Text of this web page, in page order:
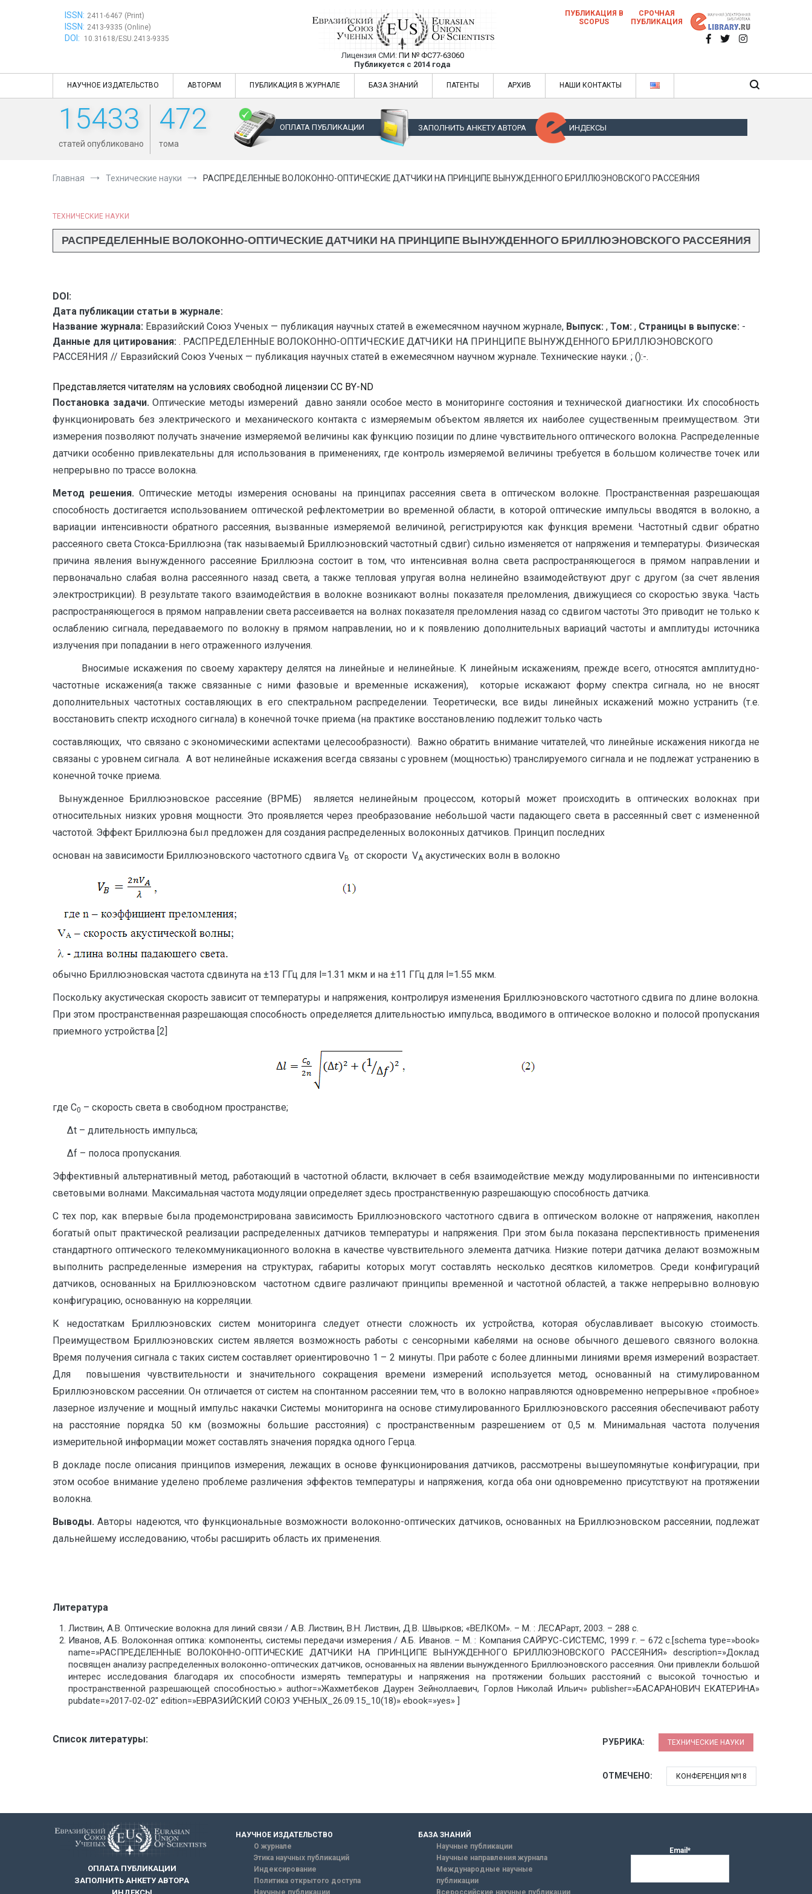
ISSN: 2411-6467 (Print)
ISSN: 2413-9335 (Online)
DOI: 10.31618/ESU.2413-9335
Евразийский Союз Ученых — публикация научных статей в ежемесячном научном
журнале
Лицензия СМИ: ПИ № ФС77-63060
Публикуется с 2014 года
Евразийский Союз Ученых — публикация научных статей в ежемесячном научном журнале
ПУБЛИКАЦИЯ В
SCOPUS
СРОЧНАЯ
ПУБЛИКАЦИЯ
НАУЧНОЕ ИЗДАТЕЛЬСТВО АВТОРАМ ПУБЛИКАЦИЯ В ЖУРНАЛЕ БАЗА ЗНАНИЙ ПАТЕНТЫ АРХИВ НАШИ КОНТАКТЫ
15433
статей опубликовано
472
тома
ОПЛАТА ПУБЛИКАЦИИ ЗАПОЛНИТЬ АНКЕТУ АВТОРА ИНДЕКСЫ
Главная Технические науки РАСПРЕДЕЛЕННЫЕ ВОЛОКОННО-ОПТИЧЕСКИЕ ДАТЧИКИ НА ПРИНЦИПЕ ВЫНУЖДЕННОГО БРИЛЛЮЭНОВСКОГО РАССЕЯНИЯ
ТЕХНИЧЕСКИЕ НАУКИ
РАСПРЕДЕЛЕННЫЕ ВОЛОКОННО-ОПТИЧЕСКИЕ ДАТЧИКИ НА ПРИНЦИПЕ ВЫНУЖДЕННОГО БРИЛЛЮЭНОВСКОГО РАССЕЯНИЯ
DOI:
Дата публикации статьи в журнале:
Название журнала: Евразийский Союз Ученых — публикация научных статей в ежемесячном научном журнале, Выпуск: , Том: , Страницы в выпуске: -
Данные для цитирования: . РАСПРЕДЕЛЕННЫЕ ВОЛОКОННО-ОПТИЧЕСКИЕ ДАТЧИКИ НА ПРИНЦИПЕ ВЫНУЖДЕННОГО БРИЛЛЮЭНОВСКОГО
РАССЕЯНИЯ // Евразийский Союз Ученых — публикация научных статей в ежемесячном научном журнале. Технические науки. ; ():-.
Представляется читателям на условиях свободной лицензии CC BY-ND
Постановка задачи.Оптические методы измерений давно заняли особое место в мониторинге состояния и технической диагностики. Их способность
функционировать без электрического и механического контакта с измеряемым объектом является их наиболее существенным преимуществом. Эти
измерения позволяют получать значение измеряемой величины как функцию позиции по длине чувствительного оптического волокна. Распределенные
датчики особенно привлекательны для использования в применениях, где контроль измеряемой величины требуется в большом количестве точек или
непрерывно по трассе волокна.
Метод решения. Оптические методы измерения основаны на принципах рассеяния света в оптическом волокне. Пространственная разрешающая
способность достигается использованием оптической рефлектометрии во временной области, в которой оптические импульсы вводятся в волокно, а
вариации интенсивности обратного рассеяния, вызванные измеряемой величиной, регистрируются как функция времени. Частотный сдвиг обратно
рассеяного света Стокса-Бриллюэна (так называемый Бриллюэновский частотный сдвиг) сильно изменяется от напряжения и температуры. Физическая
причина явления вынужденного рассеяние Бриллюэна состоит в том, что интенсивная волна света распространяющегося в прямом направлении и
первоначально слабая волна рассеянного назад света, а также тепловая упругая волна нелинейно взаимодействуют друг с другом (за счет явления
электрострикции). В результате такого взаимодействия в волокне возникают волны показателя преломления, движущиеся со скоростью звука. Часть
распространяющегося в прямом направлении света рассеивается на волнах показателя преломления назад со сдвигом частоты Это приводит не только к
ослаблению сигнала, передаваемого по волокну в прямом направлении, но и к появлению дополнительных вариаций частоты и амплитуды источника
излучения при попадании в него отраженного излучения.
Вносимые искажения по своему характеру делятся на линейные и нелинейные. К линейным искажениям, прежде всего, относятся амплитудно-
частотные искажения(а также связанные с ними фазовые и временные искажения), которые искажают форму спектра сигнала, но не вносят
дополнительных частотных составляющих в его спектральном распределении. Теоретически, все виды линейных искажений можно устранить (т.е.
восстановить спектр исходного сигнала) в конечной точке приема (на практике восстановлению подлежит только часть
составляющих, что связано с экономическими аспектами целесообразности). Важно обратить внимание читателей, что линейные искажения никогда не
связаны с уровнем сигнала. А вот нелинейные искажения всегда связаны с уровнем (мощностью) транслируемого сигнала и не подлежат устранению в
конечной точке приема.
Вынужденное Бриллюэновское рассеяние (ВРМБ) является нелинейным процессом, который может происходить в оптических волокнах при
относительных низких уровня мощности. Это проявляется через преобразование небольшой части падающего света в рассеянный свет с измененной
частотой. Эффект Бриллюэна был предложен для создания распределенных волоконных датчиков. Принцип последних
основан на зависимости Бриллюэновского частотного сдвига VB от скорости VA акустических волн в волокно
обычно Бриллюэновская частота сдвинута на ±13 ГГц для l=1.31 мкм и на ±11 ГГц для l=1.55 мкм.
Поскольку акустическая скорость зависит от температуры и напряжения, контролируя изменения Бриллюэновского частотного сдвига по длине волокна.
При этом пространственная разрешающая способность определяется длительностью импульса, вводимого в оптическое волокно и полосой пропускания
приемного устройства [2]
где C0 – скорость света в свободном пространстве;
Δt – длительность импульса;
Δf – полоса пропускания.
Эффективный альтернативный метод, работающий в частотной области, включает в себя взаимодействие между модулированными по интенсивности
световыми волнами. Максимальная частота модуляции определяет здесь пространственную разрешающую способность датчика.
С тех пор, как впервые была продемонстрирована зависимость Бриллюэновского частотного сдвига в оптическом волокне от напряжения, накоплен
богатый опыт практической реализации распределенных датчиков температуры и напряжения. При этом была показана перспективность применения
стандартного оптического телекоммуникационного волокна в качестве чувствительного элемента датчика. Низкие потери датчика делают возможным
выполнить распределенные измерения на структурах, габариты которых могут составлять несколько десятков километров. Среди конфигураций
датчиков, основанных на Бриллюэновском частотном сдвиге различают принципы временной и частотной областей, а также непрерывно волновую
конфигурацию, основанную на корреляции.
К недостаткам Бриллюэновских систем мониторинга следует отнести сложность их устройства, которая обуславливает высокую стоимость.
Преимуществом Бриллюэновских систем является возможность работы с сенсорными кабелями на основе обычного дешевого связного волокна.
Время получения сигнала с таких систем составляет ориентировочно 1 – 2 минуты. При работе с более длинными линиями время измерений возрастает.
Для повышения чувствительности и значительного сокращения времени измерений используется метод, основанный на стимулированном
Бриллюэновском рассеянии. Он отличается от систем на спонтанном рассеянии тем, что в волокно направляются одновременно непрерывное «пробное»
лазерное излучение и мощный импульс накачки Системы мониторинга на основе стимулированного Бриллюэновского рассеяния обеспечивают работу
на расстояние порядка 50 км (возможны большие расстояния) с пространственным разрешением от 0,5 м. Минимальная частота получения
измерительной информации может составлять значения порядка одного Герца.
В докладе после описания принципов измерения, лежащих в основе функционирования датчиков, рассмотрены вышеупомянутые конфигурации, при
этом особое внимание уделено проблеме различения эффектов температуры и напряжения, когда оба они одновременно присутствуют на протяжении
волокна.
Выводы.Авторы надеются, что функциональные возможности волоконно-оптических датчиков, основанных на Бриллюэновском рассеянии, подлежат
дальнейшему исследованию, чтобы расширить область их применения.
Литература
Листвин, А.В. Оптические волокна для линий связи / А.В. Листвин, В.Н. Листвин, Д.В. Швырков; «ВЕЛКОМ». – М. : ЛЕСАРарт, 2003. – 288 с.
Иванов, А.Б. Волоконная оптика: компоненты, системы передачи измерения / А.Б. Иванов. – М. : Компания САЙРУС-СИСТЕМС, 1999 г. – 672 с.[schema type=»book»
name=»РАСПРЕДЕЛЕННЫЕ ВОЛОКОННО-ОПТИЧЕСКИЕ ДАТЧИКИ НА ПРИНЦИПЕ ВЫНУЖДЕННОГО БРИЛЛЮЭНОВСКОГО РАССЕЯНИЯ» description=»Доклад
посвящен анализу распределенных волоконно-оптических датчиков, основанных на явлении вынужденного Бриллюэновского рассеяния. Они привлекли большой
интерес исследования благодаря их способности измерять температуры и напряжения на протяжении больших расстояний с высокой точностью и
пространственной разрешающей способностью.» author=»Жахметбеков Даурен Зейноллаевич, Горлов Николай Ильич» publisher=»БАСАРАНОВИЧ ЕКАТЕРИНА»
pubdate=»2017-02-02″ edition=»ЕВРАЗИЙСКИЙ СОЮЗ УЧЕНЫХ_26.09.15_10(18)» ebook=»yes» ]
Список литературы: РУБРИКА: ТЕХНИЧЕСКИЕ НАУКИ
ОТМЕЧЕНО: КОНФЕРЕНЦИЯ №18
ОПЛАТА ПУБЛИКАЦИИ
ЗАПОЛНИТЬ АНКЕТУ АВТОРА
НАУЧНОЕ ИЗДАТЕЛЬСТВО
О журнале
Этика научных публикаций
Индексирование
Политика открытого доступа
Научные публикации
БАЗА ЗНАНИЙ
Научные публикации
Научные направления журнала
Международные научные
публикации
Всероссийские научные публикации
Email*